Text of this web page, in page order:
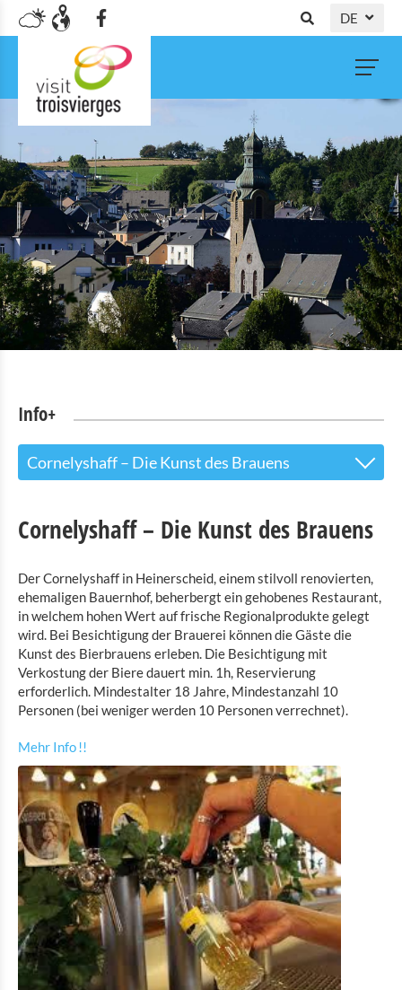
DE
FR
EN
Info+
Cornelyshaff – Die Kunst des Brauens
Sehenswürdigkeiten
Naturpark Our
Kultur & Museen
Landmuseum Binsfeld
Robbesscheier - das lebendige Museum
Ausstellung von Modellbauten von Luxemburger
The Family of Man
Spielzeugmuseum Clervaux
Museum der Ardennenschlacht Clervaux
Rackésmillen - industrielles Erbe
Cornelyshaff – Die Kunst des Brauens
General Patton Memorial Museum Ettelbrück
Museum der Ardennenschlacht 1944-1945 Wiltz
Nationales Museum mit Mikrobrauerei und Gerberei
Wiltz
Cornelyshaff – Die Kunst des Brauens
Der Cornelyshaff in Heinerscheid, einem stilvoll renovierten,
ehemaligen Bauernhof, beherbergt ein gehobenes Restaurant,
in welchem hohen Wert auf frische Regionalprodukte gelegt
wird. Bei Besichtigung der Brauerei können die Gäste die
Kunst des Bierbrauens erleben. Die Besichtigung mit
Verkostung der Biere dauert min. 1h, Reservierung
erforderlich. Mindestalter 18 Jahre, Mindestanzahl 10
Personen (bei weniger werden 10 Personen verrechnet).
Mehr Info !!